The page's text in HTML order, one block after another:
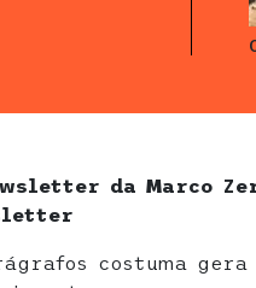
da Marco
costuma gera